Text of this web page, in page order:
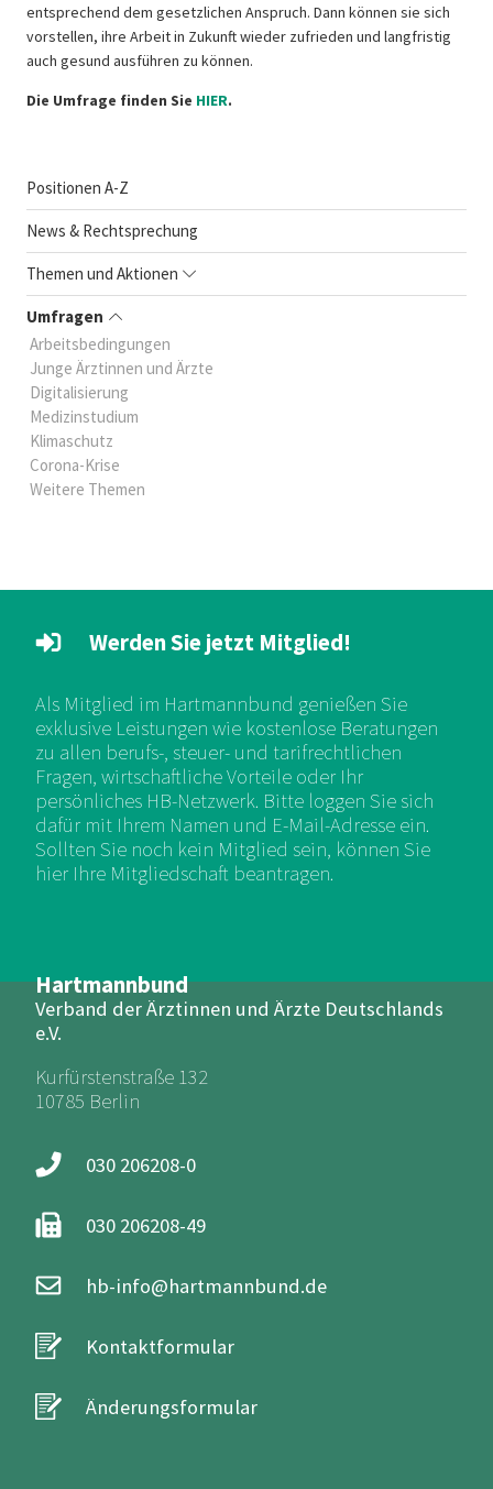
entsprechend dem gesetzlichen Anspruch. Dann können sie sich
vorstellen, ihre Arbeit in Zukunft wieder zufrieden und langfristig
auch gesund ausführen zu können.
Die Umfrage finden Sie HIER.
Positionen A-Z
News & Rechtsprechung
Themen und Aktionen
Umfragen
Arbeitsbedingungen
Junge Ärztinnen und Ärzte
Digitalisierung
Medizinstudium
Klimaschutz
Corona-Krise
Weitere Themen
Hartmannbund
Verband der Ärztinnen und Ärzte Deutschlands
e.V.
Kurfürstenstraße 132
10785 Berlin
030 206208-0
030 206208-49
hb-info@hartmannbund.de
Kontaktformular
Änderungsformular
Werden Sie jetzt Mitglied!
Als Mitglied im Hartmannbund genießen Sie
exklusive Leistungen wie kostenlose Beratungen
zu allen berufs-, steuer- und tarifrechtlichen
Fragen, wirtschaftliche Vorteile oder Ihr
persönliches HB-Netzwerk. Bitte loggen Sie sich
dafür mit Ihrem Namen und E-Mail-Adresse ein.
Sollten Sie noch kein Mitglied sein, können Sie
hier Ihre Mitgliedschaft beantragen.